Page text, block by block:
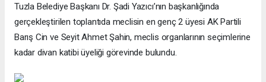
Tuzla Belediye Başkanı Dr. Şadi Yazıcı’nın başkanlığında
gerçekleştirilen toplantıda meclisin en genç 2 üyesi AK Partili
Barış Cin ve Seyit Ahmet Şahin, meclis organlarının seçimlerine
kadar divan katibi üyeliği görevinde bulundu.